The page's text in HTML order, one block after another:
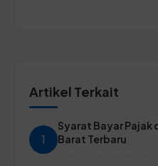
Artikel Terkait
1
Syarat Bayar Pajak
Barat Terbaru